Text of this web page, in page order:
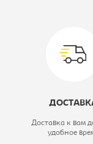
Доставка к вам
удобное